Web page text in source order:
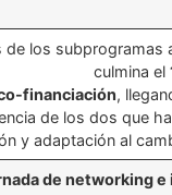
los subprogramas
culmina el
financiación,
de los dos que
y adaptación al
de networking